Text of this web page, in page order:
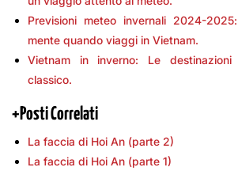
Previsioni meteo invernali 2024-
mente quando viaggi in Vietnam.
Vietnam in inverno: Le
classico.
+Posti Correlati
La faccia di Hoi An (parte 2)
La faccia di Hoi An (parte 1)